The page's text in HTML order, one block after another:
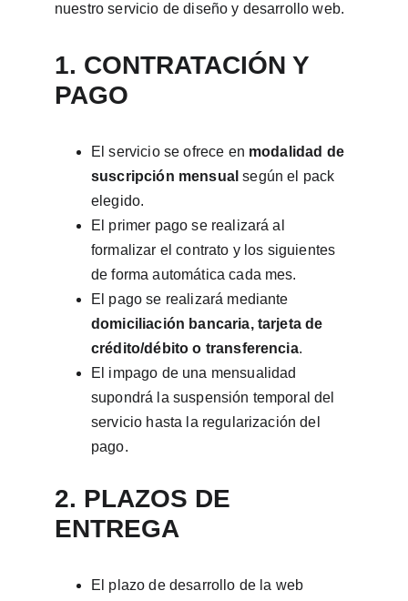
nuestro servicio de diseño y desarrollo web.
1. CONTRATACIÓN Y
PAGO
El servicio se ofrece en modalidad de
suscripción mensual según el pack
elegido.
El primer pago se realizará al
formalizar el contrato y los siguientes
de forma automática cada mes.
El pago se realizará mediante
domiciliación bancaria, tarjeta de
crédito/débito o transferencia.
El impago de una mensualidad
supondrá la suspensión temporal del
servicio hasta la regularización del
pago.
2. PLAZOS DE
ENTREGA
El plazo de desarrollo de la web